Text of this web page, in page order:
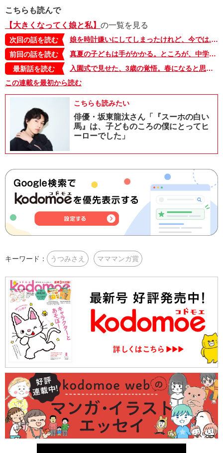
こちらも読んで
【大きくなってく娘と私】 の一覧を見る
次回の話を読む
娘を時計嫌いにしてしまったけれど、今では...【大きくなってく娘と私・32】
前回の話を読む
真夏の子どもは手がかかる。ところが、中学生にもなると…【大きくなってく娘と私・30】
最新話を読む
入園式で見せた、3歳の覚悟。春になると思い出す、あの時の衝撃【大きくなってく娘と私・セレクション】
この連載を最初から読む
こちらも読みたい
俳優・坂東龍汰さん「『スーホの白い
馬』は、子どものころの僕にとってヒ
ーローでした」
キーワード： うつみさえ マママンガ賞